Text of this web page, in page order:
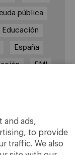
and ads,
to provide
traffic. We also
pública
Educación
España
FMI
PIB
Syriza
Europea